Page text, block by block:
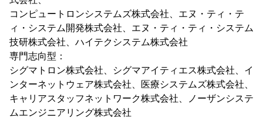
コンピュートロンシステムズ株式会社、エヌ・ティ・テ
ィ・システム開発株式会社、エヌ・ティ・ティ・システム
技研株式会社、ハイテクシステム株式会社
専門志向型：
シグマトロン株式会社、シグマアイティエス株式会社、イ
ンターネットウェア株式会社、医療システムズ株式会社、
キャリアスタッフネットワーク株式会社、ノーザンシステ
ムエンジニアリング株式会社